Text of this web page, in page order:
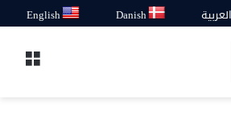
العربية Danish
English